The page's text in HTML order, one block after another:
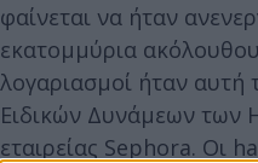
φαίνεται να ήταν
εκατομμύρια
λογαριασμοί ήταν αυτή
Ειδικών Δυνάμεων των
εταιρείας Sephora. Οι